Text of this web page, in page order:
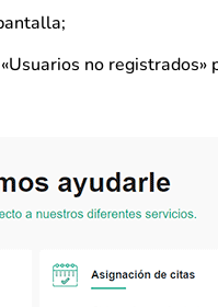
no registrados»